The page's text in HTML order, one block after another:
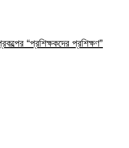
“প্রশিক্ষকদের প্রশিক্ষণ”